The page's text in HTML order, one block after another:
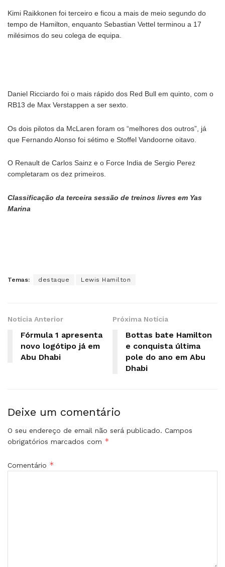
Kimi Raikkonen foi terceiro e ficou a mais de meio segundo do
tempo de Hamilton, enquanto Sebastian Vettel terminou a 17
milésimos do seu colega de equipa.
Daniel Ricciardo foi o mais rápido dos Red Bull em quinto, com o
RB13 de Max Verstappen a ser sexto.
Os dois pilotos da McLaren foram os “melhores dos outros”, já
que Fernando Alonso foi sétimo e Stoffel Vandoorne oitavo.
O Renault de Carlos Sainz e o Force India de Sergio Perez
completaram os dez primeiros.
Classificação da terceira sessão de treinos livres em Yas
Marina
Temas: destaque Lewis Hamilton
Notícia Anterior
Fórmula 1 apresenta
novo logótipo já em
Abu Dhabi
Próxima Notícia
Bottas bate Hamilton
e conquista última
pole do ano em Abu
Dhabi
Deixe um comentário
O seu endereço de email não será publicado. Campos
obrigatórios marcados com *
Comentário *